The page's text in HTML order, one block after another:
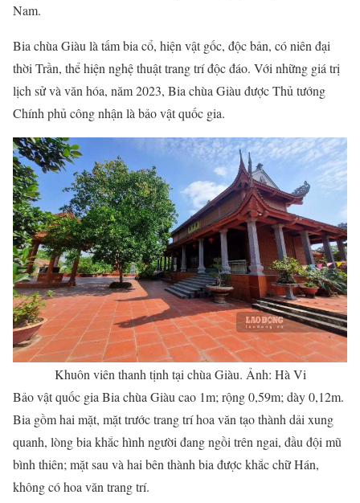
Nam.
Bia chùa Giàu là tấm bia cổ, hiện vật gốc, độc bản, có niên đại
thời Trần, thể hiện nghệ thuật trang trí độc đáo. Với những giá trị
lịch sử và văn hóa, năm 2023, Bia chùa Giàu được Thủ tướng
Chính phủ công nhận là bảo vật quốc gia.
Khuôn viên thanh tịnh tại chùa Giàu. Ảnh: Hà Vi
Bảo vật quốc gia Bia chùa Giàu cao 1m; rộng 0,59m; dày 0,12m.
Bia gồm hai mặt, mặt trước trang trí hoa văn tạo thành dải xung
quanh, lòng bia khắc hình người đang ngồi trên ngai, đầu đội mũ
bình thiên; mặt sau và hai bên thành bia được khắc chữ Hán,
không có hoa văn trang trí.